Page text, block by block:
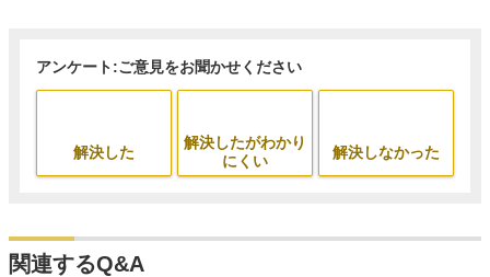
アンケート:ご意見をお聞かせください
解決した
解決したがわかり
にくい
解決しなかった
関連するQ&A